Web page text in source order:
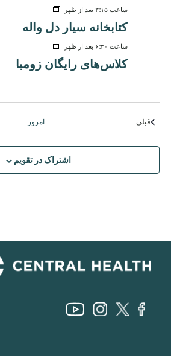
ساعت ۳:۱۵ بعد از ظهر
کتابخانه سیار دل واله
ساعت ۶:۳۰ بعد از ظهر
کلاس‌های رایگان زومبا
قبلیرویدادها امروز
اشتراک در تقویم